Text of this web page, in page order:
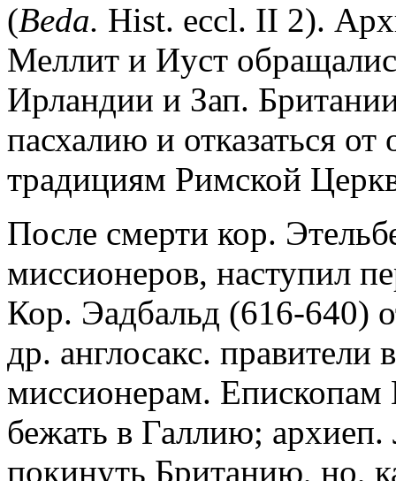
(Beda. Hist. eccl. II 2).
Меллит и Иуст
Ирландии и Зап.
пасхалию и отказаться
традициям Римской
После смерти кор.
миссионеров, наступил
Кор. Эадбальд (616-640)
др. англосакс. правители
миссионерам.
бежать в Галлию;
покинуть Британию, но,